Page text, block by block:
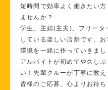
短時間で効率よく働きたい
ませんか？
学生、主婦(主夫)、フリータ
している楽しい店舗です。
環境を一緒に作っていきまし
アルバイトが初めてや久し
い！先輩クルーが丁寧に教え
皆様のご応募、心よりお待ち